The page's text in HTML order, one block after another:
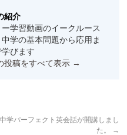
紹介
学習動画のイークルース
中学の基本問題から応用ま
びます
投稿をすべて表示 →
中学パーフェクト英会話が開講しまし
た。
→